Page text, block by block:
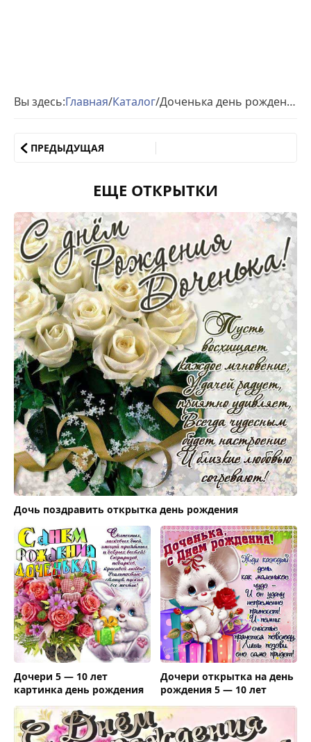
Вы здесь:Главная/Каталог/ Доченька день рождения
ПРЕДЫДУЩАЯ
ЕЩЕ ОТКРЫТКИ
Дочь поздравить открытка день рождения
Дочери 5 — 10 лет
картинка день рождения
Дочери открытка на день
рождения 5 — 10 лет